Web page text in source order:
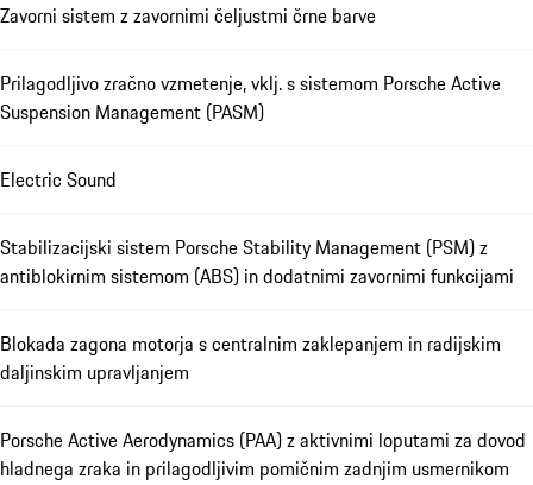
Zavorni sistem z zavornimi čeljustmi črne barve
Prilagodljivo zračno vzmetenje, vklj. s sistemom Porsche Active
Suspension Management (PASM)
Electric Sound
Stabilizacijski sistem Porsche Stability Management (PSM) z
antiblokirnim sistemom (ABS) in dodatnimi zavornimi funkcijami
Blokada zagona motorja s centralnim zaklepanjem in radijskim
daljinskim upravljanjem
Porsche Active Aerodynamics (PAA) z aktivnimi loputami za dovod
hladnega zraka in prilagodljivim pomičnim zadnjim usmernikom